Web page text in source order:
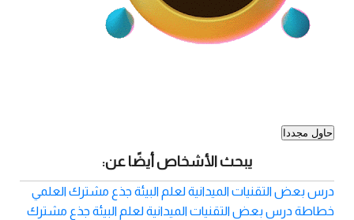
حاول مجددا
يبحث الأشخاص أيضًا عن:
درس بعض التقنيات الميدانية لعلم البيئة جذع مشترك العلمي
خطاطة درس بعض التقنيات الميدانية لعلم البيئة جذع مشترك